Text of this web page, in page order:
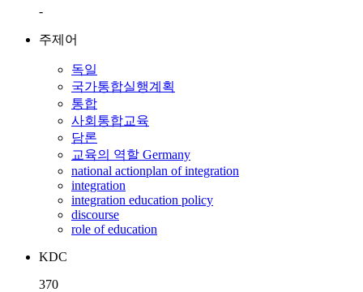
-
주제어
독일
국가통합실행계획
통합
사회통합교육
담론
교육의 역할 Germany
national actionplan of integration
integration
integration education policy
discourse
role of education
KDC
370